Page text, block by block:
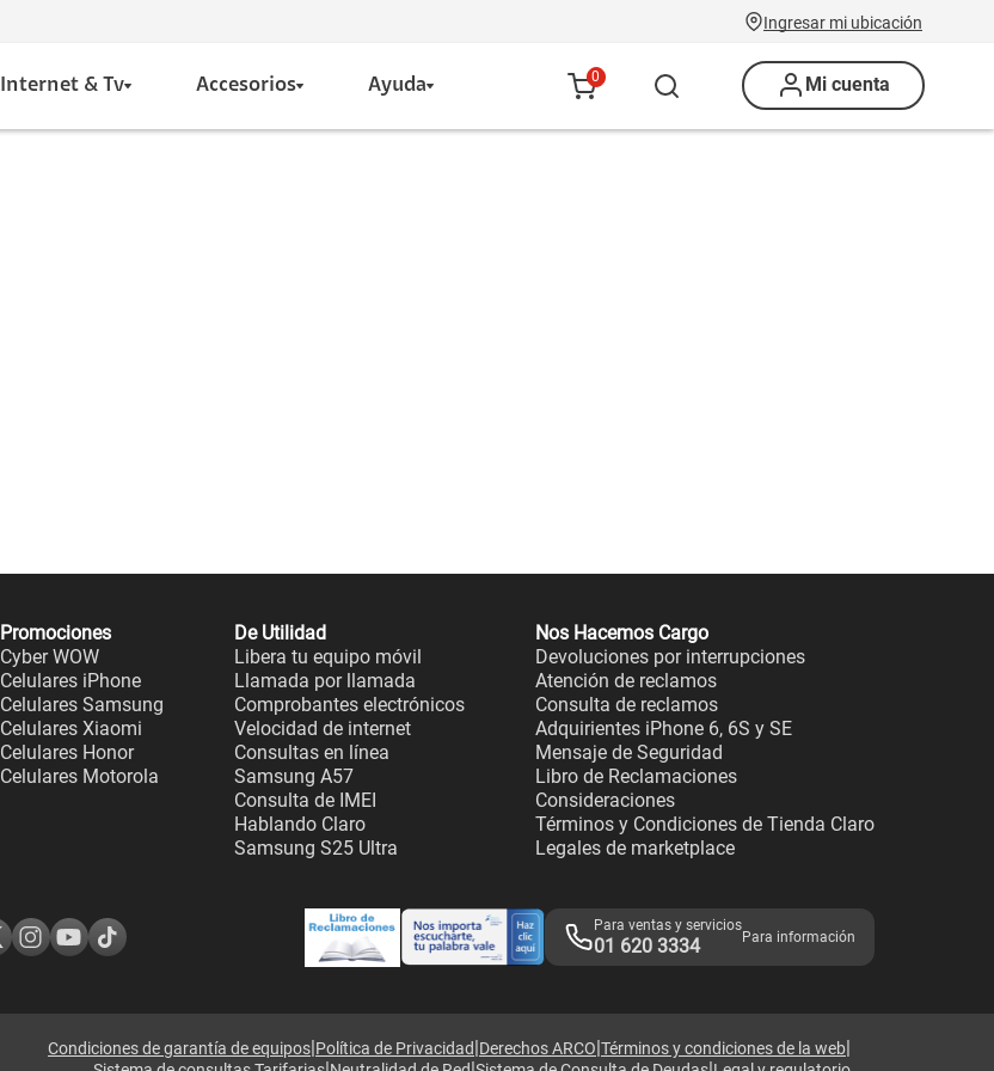
Ingresar mi ubicación
Internet & Tv Accesorios Ayuda 0 Mi cuenta
Promociones
Cyber WOW
Celulares iPhone
Celulares Samsung
Celulares Xiaomi
Celulares Honor
Celulares Motorola
De Utilidad
Libera tu equipo móvil
Llamada por llamada
Comprobantes electrónicos
Velocidad de internet
Consultas en línea
Samsung A57
Consulta de IMEI
Hablando Claro
Samsung S25 Ultra
Nos Hacemos Cargo
Devoluciones por interrupciones
Atención de reclamos
Consulta de reclamos
Adquirientes iPhone 6, 6S y SE
Mensaje de Seguridad
Libro de Reclamaciones
Consideraciones
Términos y Condiciones de Tienda Claro
Legales de marketplace
Para ventas y servicios
01 620 3334 Para información
Condiciones de garantía de equipos|Política de Privacidad|Derechos ARCO|Términos y condiciones de la web|